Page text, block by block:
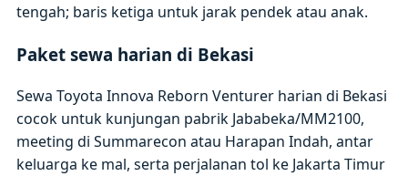
tengah; baris ketiga untuk jarak pendek atau anak.
Paket sewa harian di Bekasi
Sewa Toyota Innova Reborn Venturer harian di Bekasi
cocok untuk kunjungan pabrik Jababeka/MM2100,
meeting di Summarecon atau Harapan Indah, antar
keluarga ke mal, serta perjalanan tol ke Jakarta Timur